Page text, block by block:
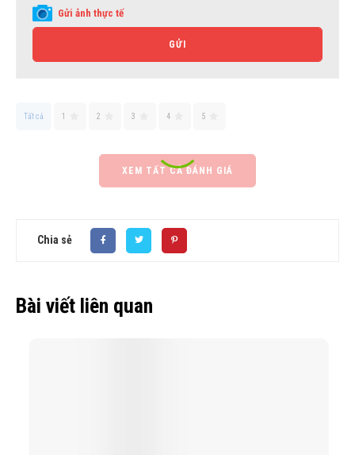
Gửi ảnh thực tế
GỬI
Tất cả 1 2 3 4 5
XEM TẤT CẢ ĐÁNH GIÁ
Chia sẻ
Bài viết liên quan